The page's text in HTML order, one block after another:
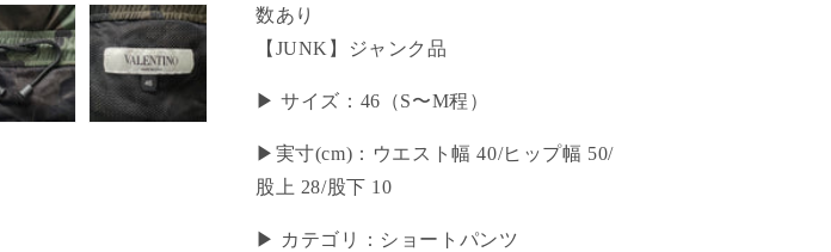
数あり
【JUNK】ジャンク品
▶ サイズ：46（S〜M程）
▶︎実寸(cm)：ウエスト幅 40/ヒップ幅 50/
股上 28/股下 10
▶ カテゴリ：ショートパンツ